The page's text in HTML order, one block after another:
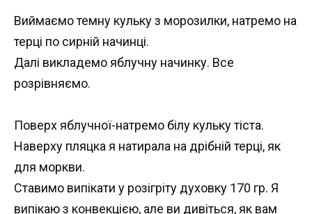
Виймаємо темну кульку з морозилки, натремо на
терці по сирній начинці.
Далі викладемо яблучну начинку. Все
розрівняємо.
Поверх яблучної-натремо білу кульку тіста.
Наверху пляцка я натирала на дрібній терці, як
для моркви.
Ставимо випікати у розігріту духовку 170 гр. Я
випікаю з конвекцією, але ви дивіться, як вам